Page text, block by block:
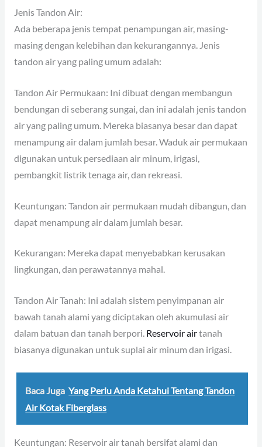
Jenis Tandon Air:
Ada beberapa jenis tempat penampungan air, masing-
masing dengan kelebihan dan kekurangannya. Jenis
tandon air yang paling umum adalah:
Tandon Air Permukaan: Ini dibuat dengan membangun
bendungan di seberang sungai, dan ini adalah jenis tandon
air yang paling umum. Mereka biasanya besar dan dapat
menampung air dalam jumlah besar. Waduk air permukaan
digunakan untuk persediaan air minum, irigasi,
pembangkit listrik tenaga air, dan rekreasi.
Keuntungan: Tandon air permukaan mudah dibangun, dan
dapat menampung air dalam jumlah besar.
Kekurangan: Mereka dapat menyebabkan kerusakan
lingkungan, dan perawatannya mahal.
Tandon Air Tanah: Ini adalah sistem penyimpanan air
bawah tanah alami yang diciptakan oleh akumulasi air
dalam batuan dan tanah berpori. Reservoir airtanah
biasanya digunakan untuk suplai air minum dan irigasi.
Baca Juga Yang Perlu Anda Ketahui Tentang Tandon
Air Kotak Fiberglass
Keuntungan: Reservoir air tanah bersifat alami dan